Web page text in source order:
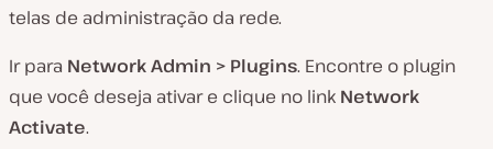
telas de administração da rede.
Ir para Network Admin > Plugins. Encontre o plugin
que você deseja ativar e clique no link Network
Activate.